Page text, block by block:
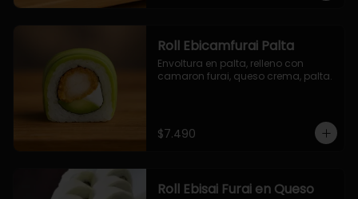
Roll Ebicamfurai Palta
Envoltura en palta, relleno con
camaron furai, queso crema, palta.
$7.490
Roll Ebisai Furai en Queso